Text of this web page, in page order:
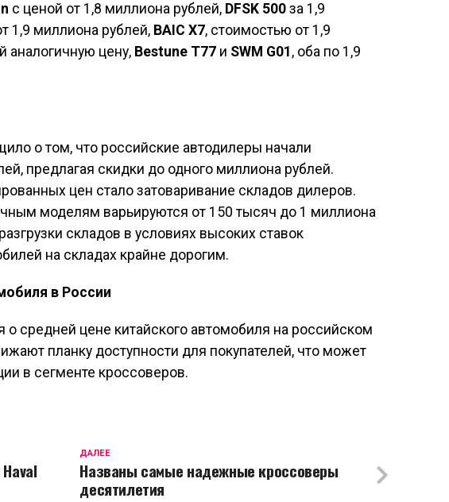
с ценой от 1,8 миллиона рублей, DFSK 500 за 1,9
1,9 миллиона рублей, BAIC X7, стоимостью от 1,9
аналогичную цену, Bestune T77 и SWM G01 , оба по 1,9
о том, что российские автодилеры начали
предлагая скидки до одного миллиона рублей.
цен стало затоваривание складов дилеров.
моделям варьируются от 150 тысяч до 1 миллиона
складов в условиях высоких ставок
на складах крайне дорогим.
в России
средней цене китайского автомобиля на российском
планку доступности для покупателей, что может
в сегменте кроссоверов.
ДАЛЕЕ
Названы самые надежные кроссоверы
десятилетия